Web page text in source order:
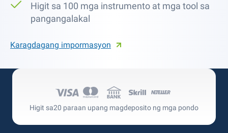
Higit sa 100 mga instrumento at mga tool sa
pangangalakal
Karagdagang impormasyon
Higit sa20 paraan upang magdeposito ng mga pondo